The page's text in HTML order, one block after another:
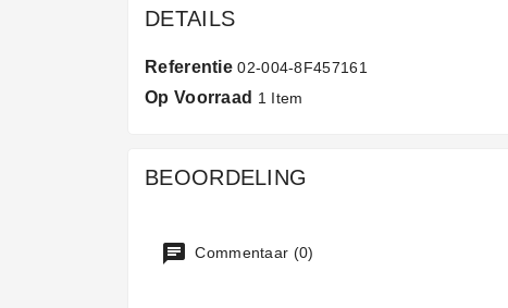
DETAILS
Referentie 02-004-8F457161
Op Voorraad 1 Item
BEOORDELING
Commentaar (0)